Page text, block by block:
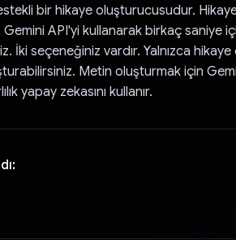
bir hikaye oluşturucusudur.
Gemini API'yi kullanarak birkaç saniye
İki seçeneğiniz vardır. Yalnızca
Metin oluşturmak için
yapay zekasını kullanır.